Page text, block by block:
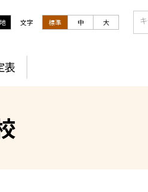
文字 標準 中 大
表